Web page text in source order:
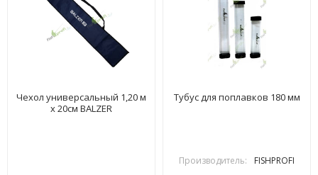
Чехол универсальный 1,20 м
х 20см BALZER
Тубус для поплавков 180 мм
Производитель: FISHPROFI